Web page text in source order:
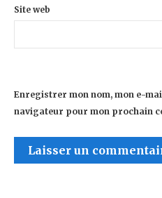
Site web
Enregistrer mon nom, mon e-
navigateur pour mon prochain